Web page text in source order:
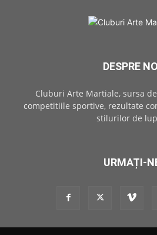
DESPRE
Cluburi Arte Martiale, sursa
competitiile sportive, rezultate
stilurilor de
URMAȚI-